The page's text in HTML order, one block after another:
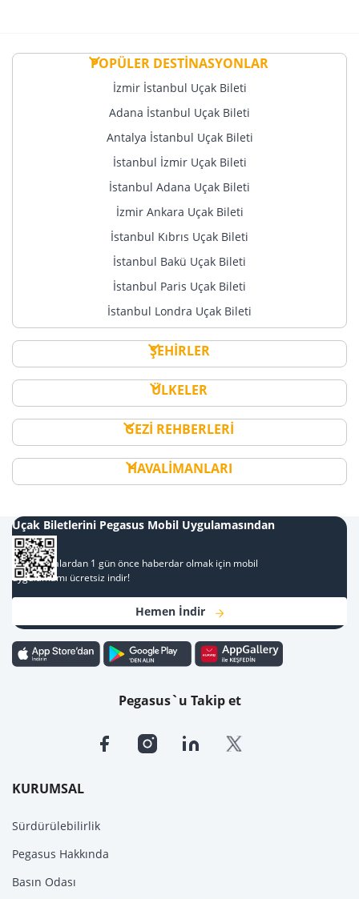
POPÜLER DESTİNASYONLAR
İzmir İstanbul Uçak Bileti
Adana İstanbul Uçak Bileti
Antalya İstanbul Uçak Bileti
İstanbul İzmir Uçak Bileti
İstanbul Adana Uçak Bileti
İzmir Ankara Uçak Bileti
İstanbul Kıbrıs Uçak Bileti
İstanbul Bakü Uçak Bileti
İstanbul Paris Uçak Bileti
İstanbul Londra Uçak Bileti
ŞEHİRLER
ÜLKELER
GEZİ REHBERLERİ
HAVALİMANLARI
KURUMSAL
Sürdürülebilirlik
Pegasus Hakkında
Basın Odası
Uçak Biletlerini Pegasus Mobil Uygulamasından
Al
Kampanyalardan 1 gün önce haberdar olmak için mobil
uygulamamı ücretsiz indir!
Hemen İndir
Pegasus`u Takip et